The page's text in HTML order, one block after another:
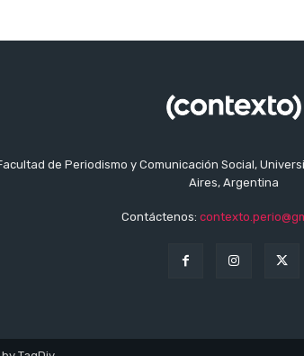
de Periodismo y Comunicación Social,
Aires, Argentina
Contáctenos: